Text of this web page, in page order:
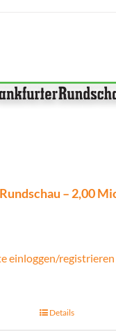
– 2,00
einloggen/registrieren
Details